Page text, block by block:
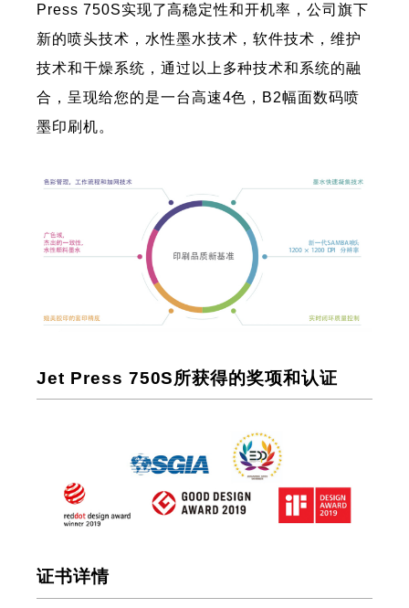
Press 750S实现了高稳定性和开机率，公司旗下
新的喷头技术，水性墨水技术，软件技术，维护
技术和干燥系统，通过以上多种技术和系统的融
合，呈现给您的是一台高速4色，B2幅面数码喷
墨印刷机。
Jet Press 750S所获得的奖项和认证
证书详情